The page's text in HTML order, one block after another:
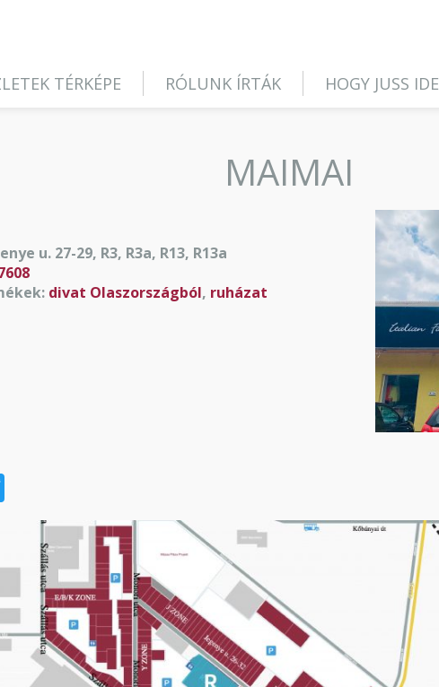
TÉRKÉPE RÓLUNK ÍRTÁK HOGY JUSS IDE
MAIMAI
u. 27-29, R3, R3a, R13, R13a
divat Olaszországból, ruházat